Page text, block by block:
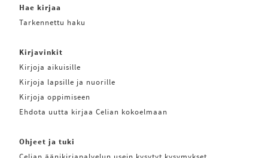
Hae kirjaa
Tarkennettu haku
Kirjavinkit
Kirjoja aikuisille
Kirjoja lapsille ja nuorille
Kirjoja oppimiseen
Ehdota uutta kirjaa Celian kokoelmaan
Ohjeet ja tuki